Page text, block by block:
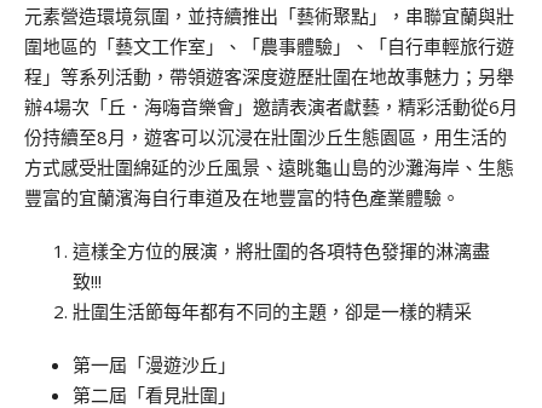
元素營造環境氛圍，並持續推出「藝術聚點」，串聯宜蘭與壯
圍地區的「藝文工作室」、「農事體驗」、「自行車輕旅行遊
程」等系列活動，帶領遊客深度遊歷壯圍在地故事魅力；另舉
辦4場次「丘．海嗨音樂會」邀請表演者獻藝，精彩活動從6月
份持續至8月，遊客可以沉浸在壯圍沙丘生態園區，用生活的
方式感受壯圍綿延的沙丘風景、遠眺龜山島的沙灘海岸、生態
豐富的宜蘭濱海自行車道及在地豐富的特色產業體驗。
這樣全方位的展演，將壯圍的各項特色發揮的淋漓盡
致!!!
壯圍生活節每年都有不同的主題，卻是一樣的精采
第一屆「漫遊沙丘」
第二屆「看見壯圍」